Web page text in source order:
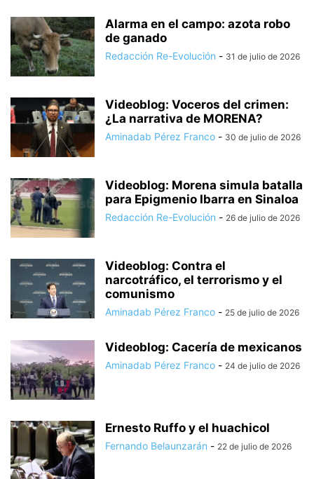
Alarma en el campo: azota robo
de ganado
Redacción Re-Evolución - 31 de julio de 2026
Videoblog: Voceros del crimen:
¿La narrativa de MORENA?
Aminadab Pérez Franco - 30 de julio de 2026
Videoblog: Morena simula batalla
para Epigmenio Ibarra en Sinaloa
Redacción Re-Evolución - 26 de julio de 2026
Videoblog: Contra el
narcotráfico, el terrorismo y el
comunismo
Aminadab Pérez Franco - 25 de julio de 2026
Videoblog: Cacería de mexicanos
Aminadab Pérez Franco - 24 de julio de 2026
Ernesto Ruffo y el huachicol
Fernando Belaunzarán - 22 de julio de 2026